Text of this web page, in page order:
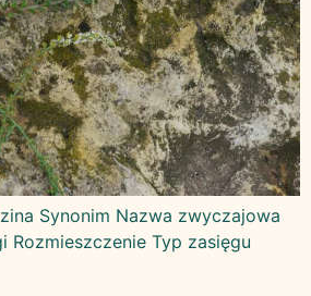
Synonim Nazwa zwyczajowa
Rozmieszczenie Typ zasięgu